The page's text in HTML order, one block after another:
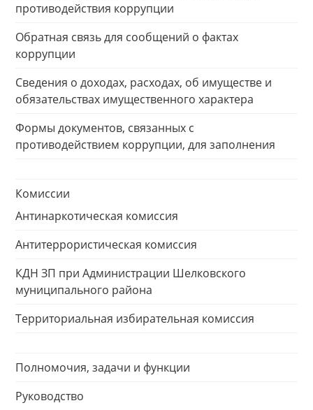
противодействия коррупции
Обратная связь для сообщений о фактах
коррупции
Сведения о доходах, расходах, об имуществе и
обязательствах имущественного характера
Формы документов, связанных с
противодействием коррупции, для заполнения
Комиссии
Антинаркотическая комиссия
Антитеррористическая комиссия
КДН ЗП при Администрации Шелковского
муниципального района
Территориальная избирательная комиссия
Полномочия, задачи и функции
Руководство